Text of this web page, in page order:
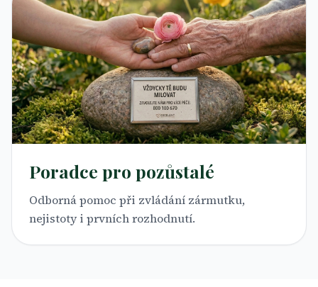
Poradce pro pozůstalé
Odborná pomoc při zvládání zármutku,
nejistoty i prvních rozhodnutí.